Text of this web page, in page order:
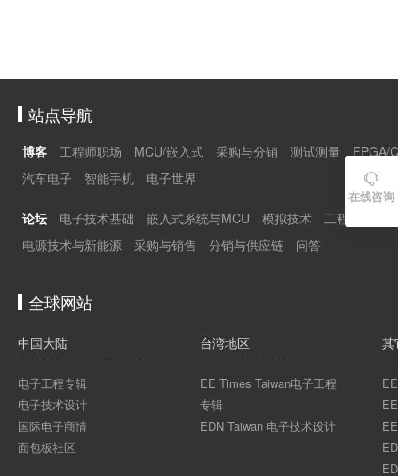
站点导航
博客 工程师职场 MCU/嵌入式 采购与分销 测试测量
FPGA/
汽车电子
智能手机 电子世界
论坛 电子技术基础 嵌入式系统与MCU 模拟技术
工程师职场
电源技术与新能源
采购与销售 分销与供应链 问答
全球网站
中国大陆
电子工程专辑
电子技术设计
国际电子商情
面包板社区
台湾地区
EE Times Taiwan电子工程
专辑
EDN Taiwan 电子技术设计
其

在线咨询